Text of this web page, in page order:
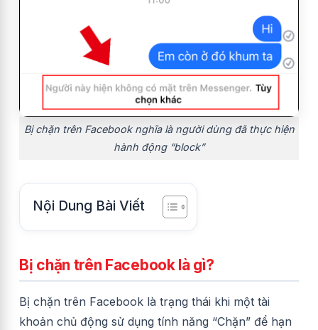
Bị chặn trên Facebook nghĩa là người dùng đã thực hiện
hành động “block”
Nội Dung Bài Viết
Bị chặn trên Facebook là gì?
Bị chặn trên Facebook là trạng thái khi một tài
khoản chủ động sử dụng tính năng “Chặn” để hạn